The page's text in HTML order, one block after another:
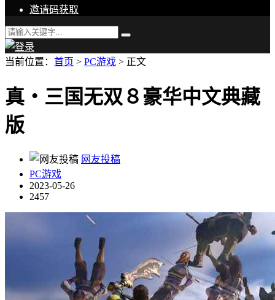
邀请码获取
当前位置： 首页 > PC游戏 > 正文
真・三国无双８豪华中文典藏
版
网友投稿
PC游戏
2023-05-26
2457